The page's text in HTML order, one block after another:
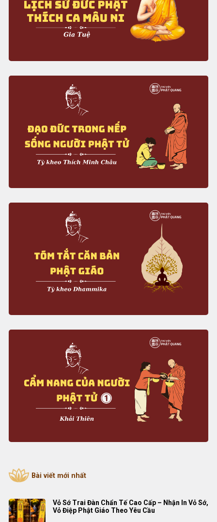
Bài viết mới nhất
Vỏ Sớ Trai Đàn Chẩn Tế Cao Cấp – Nhận In Vỏ Sớ,
Vỏ Điệp Phật Giáo Theo Yêu Cầu